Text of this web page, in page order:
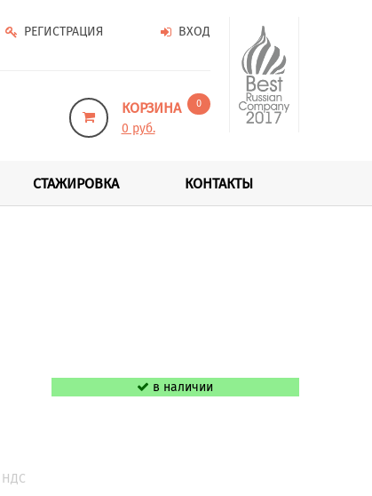
ВХОД
РЕГИСТРАЦИЯ
КОРЗИНА 0
0 руб.
СТАЖИРОВКА КОНТАКТЫ
НДС
в наличии